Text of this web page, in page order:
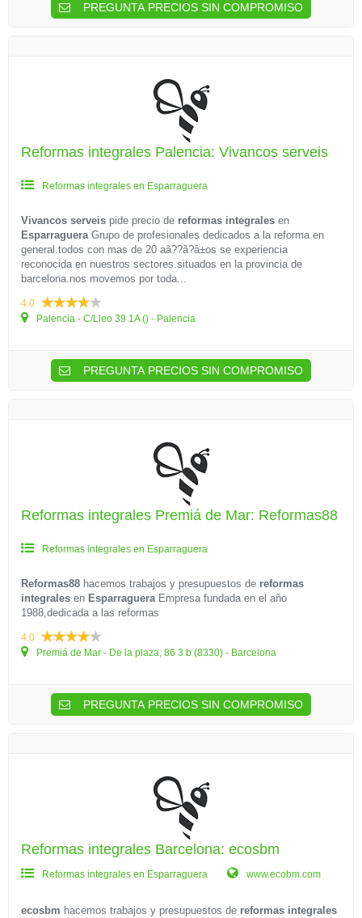
PREGUNTA PRECIOS SIN COMPROMISO
Reformas integrales Palencia: Vivancos serveis
Reformas integrales en Esparraguera
Vivancos serveis pide precio de reformas integrales en
EsparragueraGrupo de profesionales dedicados a la reforma en
general.todos con mas de 20 aã??ã?â±os se experiencia
reconocida en nuestros sectores.situados en la provincia de
barcelona.nos movemos por toda...
4.0
Palencia - C/Lleo 39 1A () - Palencia
PREGUNTA PRECIOS SIN COMPROMISO
Reformas integrales Premiá de Mar: Reformas88
Reformas integrales en Esparraguera
Reformas88 hacemos trabajos y presupuestos de reformas
integrales en EsparragueraEmpresa fundada en el año
1988,dedicada a las reformas
4.0
Premiá de Mar - De la plaza, 86 3 b (8330) - Barcelona
PREGUNTA PRECIOS SIN COMPROMISO
Reformas integrales Barcelona: ecosbm
Reformas integrales en Esparraguera www.ecobm.com
ecosbm hacemos trabajos y presupuestos de reformas integrales